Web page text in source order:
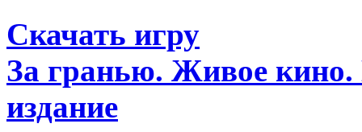
Скачать игру
За гранью. Живое кино.
издание